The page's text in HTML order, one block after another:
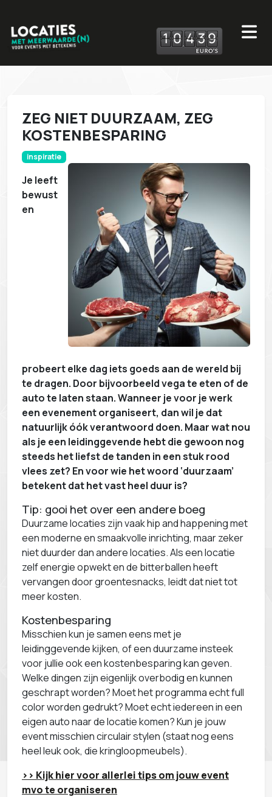
10 439
ZEG NIET DUURZAAM, ZEG
KOSTENBESPARING
inspiratie
Je leeft
bewust
en
probeert elke dag iets goeds aan de wereld bij
te dragen. Door bijvoorbeeld vega te eten of de
auto te laten staan. Wanneer je voor je werk
een evenement organiseert, dan wil je dat
natuurlijk óók verantwoord doen. Maar wat nou
als je een leidinggevende hebt die gewoon nog
steeds het liefst de tanden in een stuk rood
vlees zet? En voor wie het woord ‘duurzaam’
betekent dat het vast heel duur is?
Tip: gooi het over een andere boeg
Duurzame locaties zijn vaak hip and happening met
een moderne en smaakvolle inrichting, maar zeker
niet duurder dan andere locaties. Als een locatie
zelf energie opwekt en de bitterballen heeft
vervangen door groentesnacks, leidt dat niet tot
meer kosten.
Kostenbesparing
Misschien kun je samen eens met je
leidinggevende kijken, of een duurzame insteek
voor jullie ook een kostenbesparing kan geven.
Welke dingen zijn eigenlijk overbodig en kunnen
geschrapt worden? Moet het programma echt full
color worden gedrukt? Moet echt iedereen in een
eigen auto naar de locatie komen? Kun je jouw
event misschien circulair stylen (staat nog eens
heel leuk ook, die kringloopmeubels).
>> Kijk hier voor allerlei tips om jouw event
mvo te organiseren